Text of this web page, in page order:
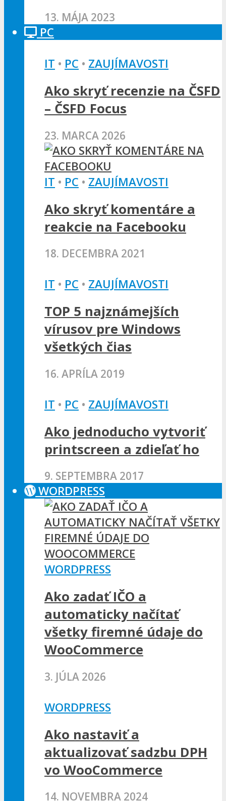
13. MÁJA 2023
PC
IT • PC • ZAUJÍMAVOSTI
Ako skryť recenzie na ČSFD
– ČSFD Focus
23. MARCA 2026
IT • PC • ZAUJÍMAVOSTI
Ako skryť komentáre a
reakcie na Facebooku
18. DECEMBRA 2021
IT • PC • ZAUJÍMAVOSTI
TOP 5 najznámejších
vírusov pre Windows
všetkých čias
16. APRÍLA 2019
IT • PC • ZAUJÍMAVOSTI
Ako jednoducho vytvoriť
printscreen a zdieľať ho
9. SEPTEMBRA 2017
WORDPRESS
WORDPRESS
Ako zadať IČO a
automaticky načítať
všetky firemné údaje do
WooCommerce
3. JÚLA 2026
WORDPRESS
Ako nastaviť a
aktualizovať sadzbu DPH
vo WooCommerce
14. NOVEMBRA 2024